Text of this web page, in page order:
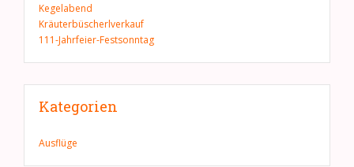
Kegelabend
Kräuterbüscherlverkauf
111-Jahrfeier-Festsonntag
Kategorien
Ausflüge